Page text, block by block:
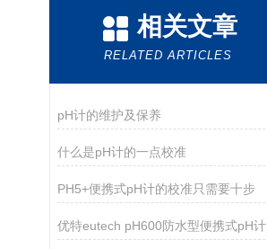
相关文章
RELATED ARTICLES
pH计的维护及保养
什么是pH计的一点校准
PH5+便携式pH计的校准只需要十步
优特eutech pH600防水型便携式pH计